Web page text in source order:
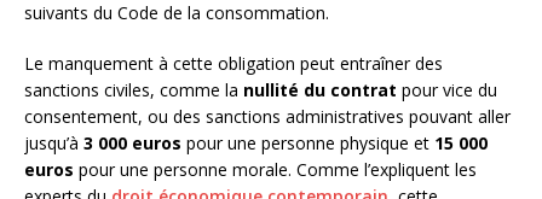
suivants du Code de la consommation.
Le manquement à cette obligation peut entraîner des
sanctions civiles, comme la nullité du contrat pour vice du
consentement, ou des sanctions administratives pouvant aller
jusqu’à 3 000 euros pour une personne physique et 15 000
euros pour une personne morale. Comme l’expliquent les